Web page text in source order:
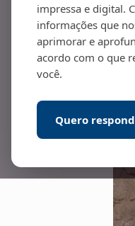
impressa e digital.
informações que
aprimorar e
acordo com o que
você.
Quero